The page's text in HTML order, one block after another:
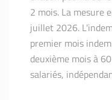
2 mois. La mesure
juillet 2026.
premier mois
deuxième mois à
salariés,